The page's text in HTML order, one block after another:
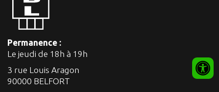
Permanence :
Le jeudi de 18h à 19h
3 rue Louis Aragon
90000 BELFORT